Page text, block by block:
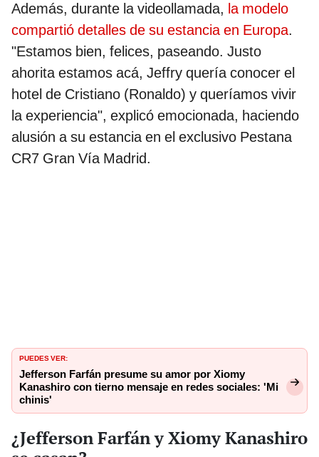
Además, durante la videollamada, la modelo
compartió detalles de su estancia en Europa.
"Estamos bien, felices, paseando. Justo
ahorita estamos acá, Jeffry quería conocer el
hotel de Cristiano (Ronaldo) y queríamos vivir
la experiencia", explicó emocionada, haciendo
alusión a su estancia en el exclusivo Pestana
CR7 Gran Vía Madrid.
PUEDES VER:
Jefferson Farfán presume su amor por Xiomy
Kanashiro con tierno mensaje en redes sociales: 'Mi
chinis'
¿Jefferson Farfán y Xiomy Kanashiro